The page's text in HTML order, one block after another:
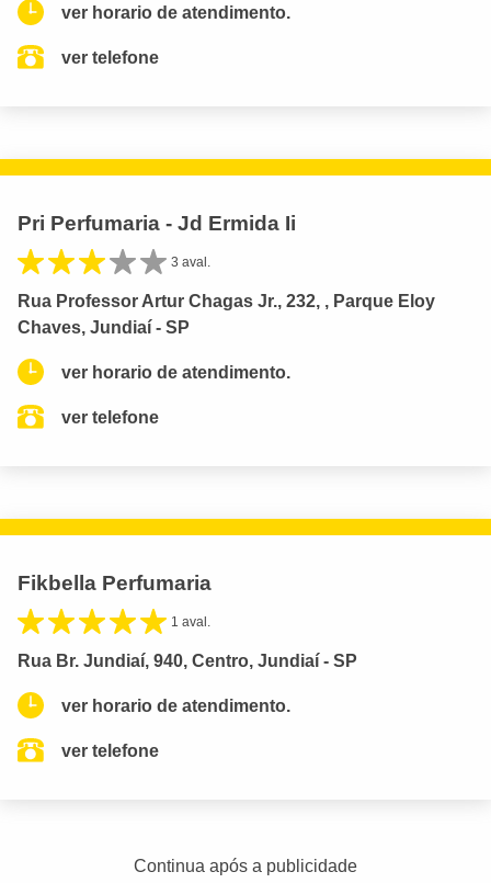
ver horario de atendimento.
ver telefone
Pri Perfumaria - Jd Ermida Ii
3 aval.
Rua Professor Artur Chagas Jr., 232, , Parque Eloy
Chaves, Jundiaí - SP
ver horario de atendimento.
ver telefone
Fikbella Perfumaria
1 aval.
Rua Br. Jundiaí, 940, Centro, Jundiaí - SP
ver horario de atendimento.
ver telefone
Continua após a publicidade